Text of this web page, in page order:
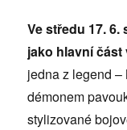
Ve středu 17.
jako hlavní
jedna z legend
démonem
stylizované